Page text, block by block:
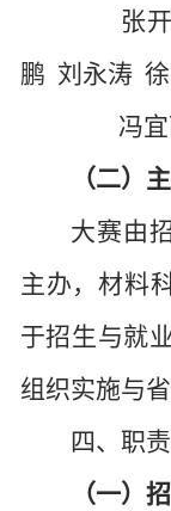
张开
鹏 刘永涛徐
冯宜
（二）
大赛由
主办，材料
于招生与就
组织实施与
四、职
（一）